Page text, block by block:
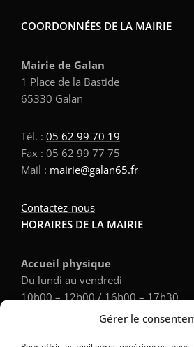
Gérer le
COORDONNÉES DE LA MAIRIE
Mairie de Galan
1 Place de la Bastide
65330 Galan
Tél. : 05 62 99 70 19
Fax : 05 62 99 77 75
Mail : mairie@galan65.fr
Contactez-nous
HORAIRES DE LA MAIRIE
Accueil physique
Du lundi au vendredi
10h00 – 12h00 / 16h00 – 17h30